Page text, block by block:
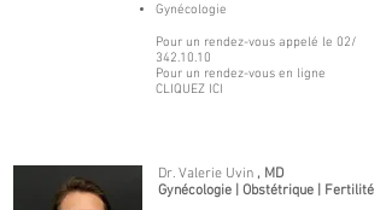
Gynécologie
Pour un rendez-vous appelé le 02/
342.10.10
Pour un rendez-vous en ligne
CLIQUEZ ICI
Dr. Valerie Uvin , MD
Gynécologie | Obstétrique | Fertilité